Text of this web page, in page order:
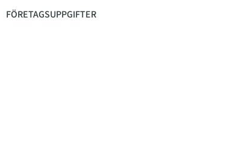
FÖRETAGSUPPGIFTER